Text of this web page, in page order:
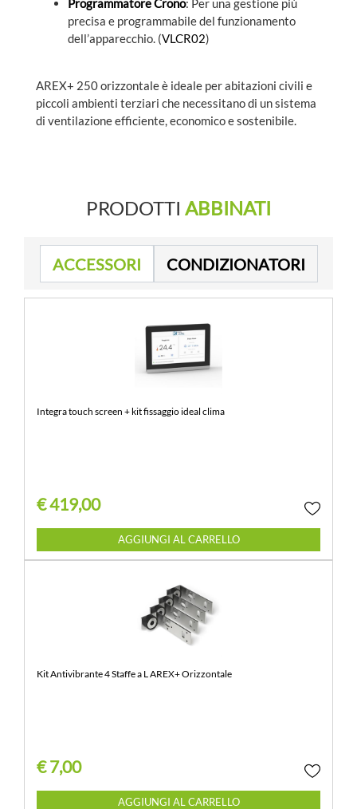
Programmatore Crono: Per una gestione più
precisa e programmabile del funzionamento
dell’apparecchio. (VLCR02)
AREX+ 250 orizzontale è ideale per abitazioni civili e
piccoli ambienti terziari che necessitano di un sistema
di ventilazione efficiente, economico e sostenibile.
PRODOTTI ABBINATI
ACCESSORI CONDIZIONATORI
Integra touch screen + kit fissaggio ideal clima
€ 419,00
Quantità
AGGIUNGI AL CARRELLO
Kit Antivibrante 4 Staffe a L AREX+ Orizzontale
€ 7,00
Quantità
AGGIUNGI AL CARRELLO